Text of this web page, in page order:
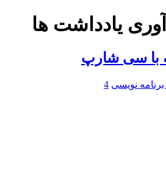
یادداشت ها
با سی شارپ
نویسی 4